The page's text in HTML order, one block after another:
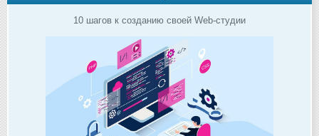
10 шагов к созданию своей Web-студии